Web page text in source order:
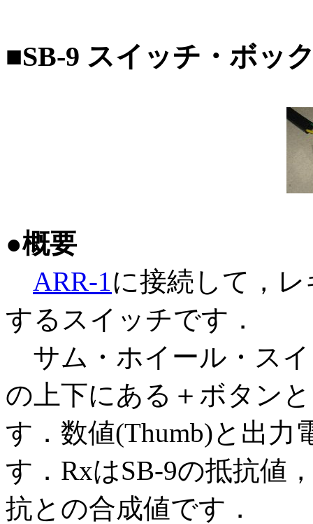
■SB-9 スイッチ・ボッ
●概要
ARR-1に接続して，
するスイッチです．
サム・ホイール・ス
の上下にある＋ボタン
す．数値(Thumb)と出力
す．RxはSB-9の抵抗値
抗との合成値です．